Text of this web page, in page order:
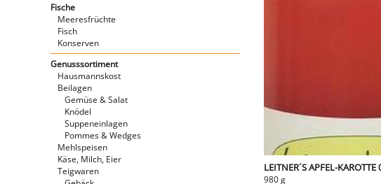
Fische
Meeresfrüchte
Fisch
Konserven
Genusssortiment
Hausmannskost
Beilagen
Gemüse & Salat
Knödel
Suppeneinlagen
Pommes & Wedges
Mehlspeisen
Käse, Milch, Eier
Teigwaren
LEITNER´S APFEL-KAROTTE
980 g